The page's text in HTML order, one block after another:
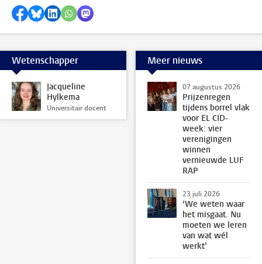
Delen op Facebook
Delen via Bluesky
Delen op LinkedIn
Delen via WhatsApp
Delen via Mastodon
Wetenschapper
Jacqueline
Hylkema
Universitair docent
Meer nieuws
07 augustus 2026
Prijzenregen
tijdens borrel vlak
voor EL CID-
week: vier
verenigingen
winnen
vernieuwde LUF
RAP
23 juli 2026
‘We weten waar
het misgaat. Nu
moeten we leren
van wat wél
werkt’